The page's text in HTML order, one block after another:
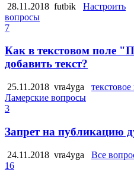
28.11.2018 futbik Настроить
вопросы
7
Как в текстовом поле
добавить текст?
25.11.2018 vra4yga текстовое
Ламерские вопросы
3
Запрет на публикацию
24.11.2018 vra4yga Все
16